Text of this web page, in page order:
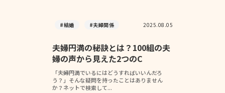
#結婚 #夫婦関係 2025.08.05
夫婦円満の秘訣とは？100組の夫
婦の声から見えた2つのC
「夫婦円満でいるにはどうすればいいんだろ
う？」そんな疑問を持ったことはありません
か？ネットで検索して...